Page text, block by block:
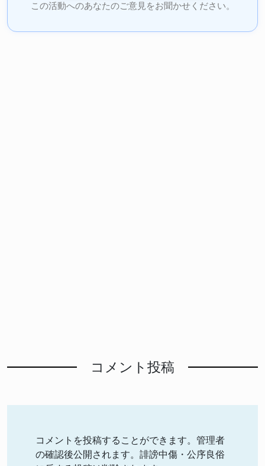
この活動へのあなたのご意見をお聞かせください。
コメント投稿
コメントを投稿することができます。管理者
の確認後公開されます。誹謗中傷・公序良俗